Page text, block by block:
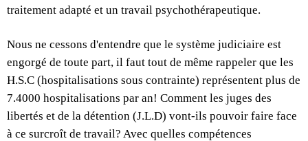
traitement adapté et un travail psychothérapeutique.
Nous ne cessons d'entendre que le système judiciaire est
engorgé de toute part, il faut tout de même rappeler que les
H.S.C (hospitalisations sous contrainte) représentent plus de
7.4000 hospitalisations par an! Comment les juges des
libertés et de la détention (J.L.D) vont-ils pouvoir faire face
à ce surcroît de travail? Avec quelles compétences